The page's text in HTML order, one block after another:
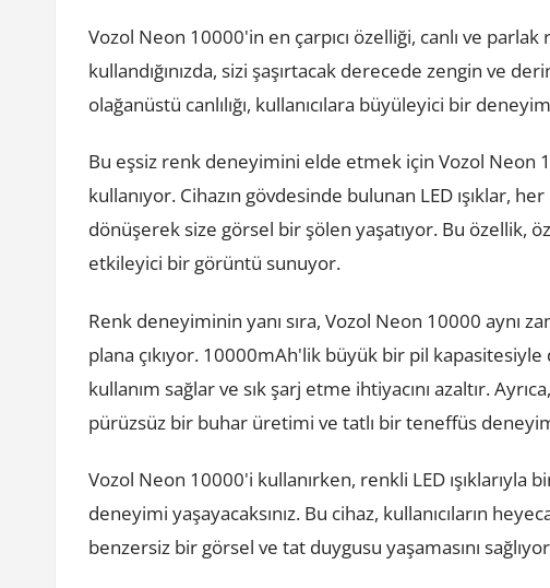
Vozol Neon 10000'in en çarpıcı özelliği, canlı ve parlak
kullandığınızda, sizi şaşırtacak derecede zengin ve
olağanüstü canlılığı, kullanıcılara büyüleyici bir
Bu eşsiz renk deneyimini elde etmek için Vozol Neon
kullanıyor. Cihazın gövdesinde bulunan LED ışıklar,
dönüşerek size görsel bir şölen yaşatıyor. Bu özellik,
etkileyici bir görüntü sunuyor.
Renk deneyiminin yanı sıra, Vozol Neon 10000 aynı
plana çıkıyor. 10000mAh'lik büyük bir pil
kullanım sağlar ve sık şarj etme ihtiyacını azaltır.
pürüzsüz bir buhar üretimi ve tatlı bir teneffüs
Vozol Neon 10000'i kullanırken, renkli LED
deneyimi yaşayacaksınız. Bu cihaz, kullanıcıların
benzersiz bir görsel ve tat duygusu yaşamasını